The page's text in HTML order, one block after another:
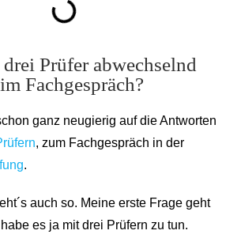
Prüfer abwechselnd
Fachgespräch?
ganz neugierig auf die Antworten
, zum Fachgespräch in der
.
auch so. Meine erste Frage geht
es ja mit drei Prüfern zu tun.